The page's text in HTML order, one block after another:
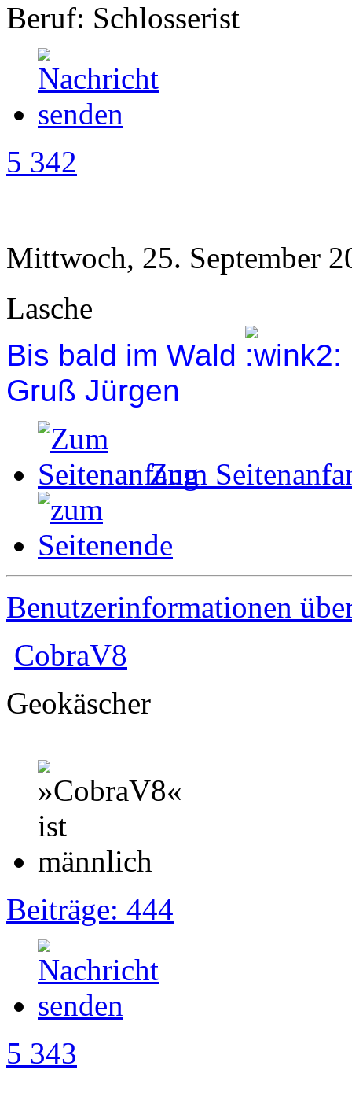
Beruf: Schlosserist
5 342
Mittwoch, 25. September
Lasche
Bis bald im Wald
Gruß Jürgen
Zum
Benutzerinformationen
CobraV8
Geokäscher
Beiträge: 444
5 343